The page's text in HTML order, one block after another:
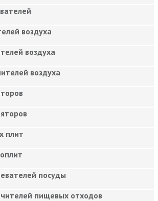
воздуха
воздуха
воздуха
плит
посуды
пищевых отходов